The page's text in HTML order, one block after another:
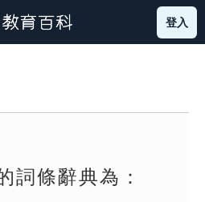
登入
詞條辭典為：